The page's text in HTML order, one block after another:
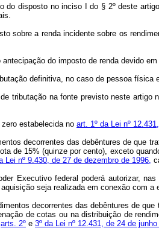
do disposto no inciso I do § 2º deste
sobre a renda incidente sobre os
antecipação do imposto de renda devido
definitiva, no caso de pessoa
tributação na fonte previsto neste
zero estabelecida no art. 1º da Lei nº
decorrentes das debêntures de que
de 15% (quinze por cento), exceto
Lei nº 9.430, de 27 de dezembro de 1996,
Executivo federal poderá autorizar,
seja realizada em conexão com
decorrentes das debêntures de
de cotas ou na distribuição de
arts. 2º e 3º da Lei nº 12.431, de 24 de junho